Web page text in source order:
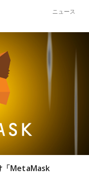
ニュース
「MetaMask